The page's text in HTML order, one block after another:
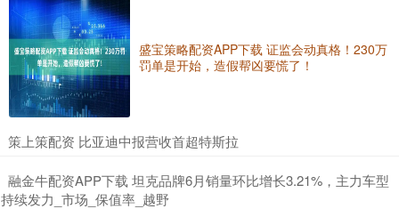
盛宝策略配资APP下载 证监会动真格！230万
罚单是开始，造假帮凶要慌了！
​策上策配资 比亚迪中报营收首超特斯拉
​融金牛配资APP下载 坦克品牌6月销量环比增长3.21%，主力车型
持续发力_市场_保值率_越野